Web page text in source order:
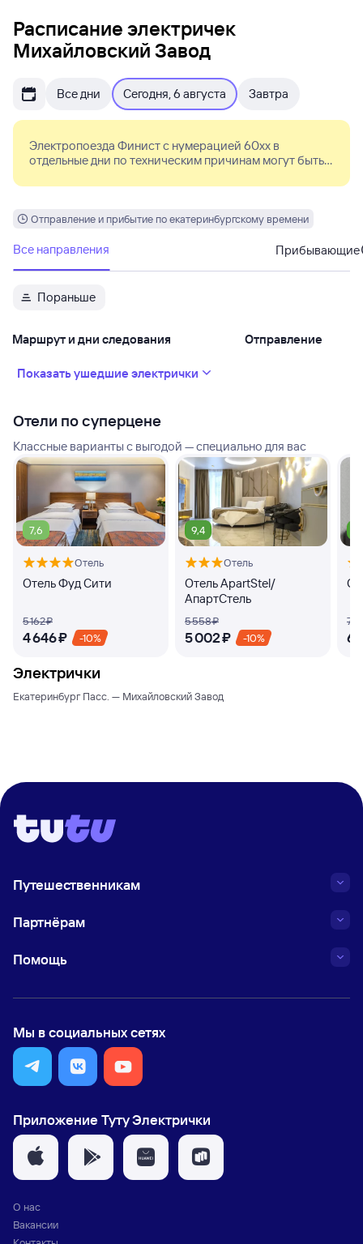
Расписание электричек
Михайловский Завод
Все дни Сегодня, 6 августа Завтра
Электропоезда Финист с нумерацией 60xx в
отдельные дни по техническим причинам могут быть
Отправление и прибытие по екатеринбургскому времени
Все направления Прибывающие
Пораньше
Маршрут и дни следования Отправление
Показать ушедшие электрички
Отели по суперцене
Классные варианты с выгодой — специально для вас
7,6
Отель
Отель Фуд Сити
5 ⁠162 ⁠₽
4 ⁠646 ⁠₽ -10%
9,4
Отель
Отель ApartStel/
АпартСтель
5 ⁠558 ⁠₽
5 ⁠002 ⁠₽ -10%
7
6
Электрички
Екатеринбург Пасс. — Михайловский Завод
Путешественникам
Партнёрам
Помощь
Мы в социальных сетях
Приложение Туту Электрички
О нас
Вакансии